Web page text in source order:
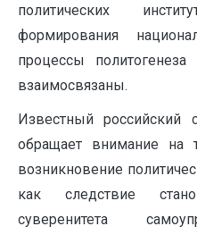
политических
формирования
процессы
взаимосвязаны.
Известный
обращает внимание на
возникновение
как следствие
суверенитета